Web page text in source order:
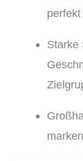
Starke